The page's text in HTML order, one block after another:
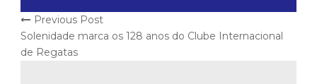
Previous Post
Solenidade marca os 128 anos do Clube Internacional
de Regatas